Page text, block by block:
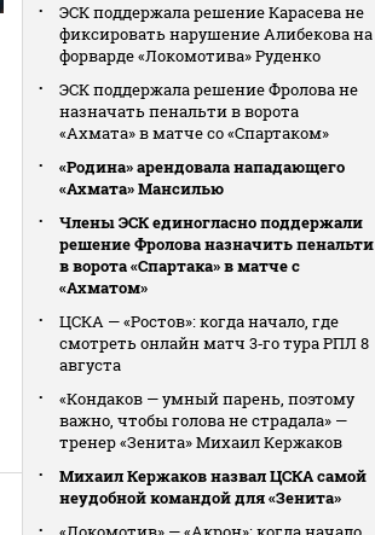
ЭСК поддержала решение Карасева не
фиксировать нарушение Алибекова на
форварде «Локомотива» Руденко
ЭСК поддержала решение Фролова не
назначать пенальти в ворота
«Ахмата» в матче со «Спартаком»
«Родина» арендовала нападающего
«Ахмата» Мансилью
Члены ЭСК единогласно поддержали
решение Фролова назначить пенальти
в ворота «Спартака» в матче с
«Ахматом»
ЦСКА — «Ростов»: когда начало, где
смотреть онлайн матч 3‑го тура РПЛ 8
августа
«Кондаков — умный парень, поэтому
важно, чтобы голова не страдала» —
тренер «Зенита» Михаил Кержаков
Михаил Кержаков назвал ЦСКА самой
неудобной командой для «Зенита»